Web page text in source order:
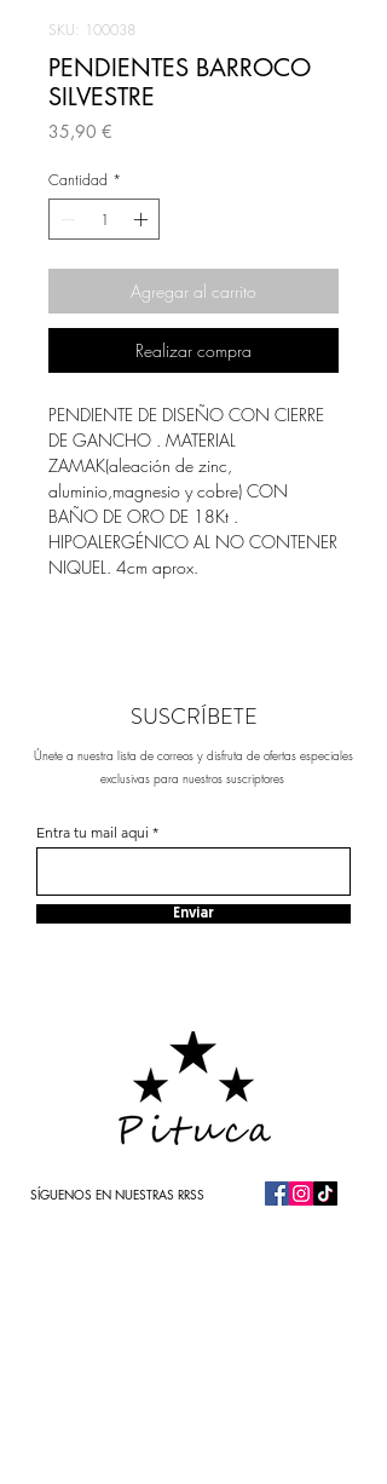
SKU: 100038
PENDIENTES BARROCO
SILVESTRE
35,90 €
Cantidad *
Agregar al carrito
Realizar compra
PENDIENTE DE DISEÑO CON CIERRE
DE GANCHO . MATERIAL
ZAMAK(aleación de zinc,
aluminio,magnesio y cobre) CON
BAÑO DE ORO DE 18Kt .
HIPOALERGÉNICO AL NO CONTENER
NIQUEL. 4cm aprox.
SUSCRÍBETE
Únete a nuestra lista de correos y disfruta de ofertas especiales
exclusivas para nuestros suscriptores
Entra tu mail aqui
Enviar
SÍGUENOS EN NUESTRAS RRSS